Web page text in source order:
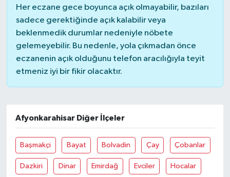
Her eczane gece boyunca açık olmayabilir, bazıları
sadece gerektiğinde açık kalabilir veya
beklenmedik durumlar nedeniyle nöbete
gelemeyebilir. Bu nedenle, yola çıkmadan önce
eczanenin açık olduğunu telefon aracılığıyla teyit
etmeniz iyi bir fikir olacaktır.
Afyonkarahisar Diğer İlçeler
Başmakçi Bayat Bolvadin Çay Çobanlar
Dazkiri Dinar Emirdağ Evciler Hocalar